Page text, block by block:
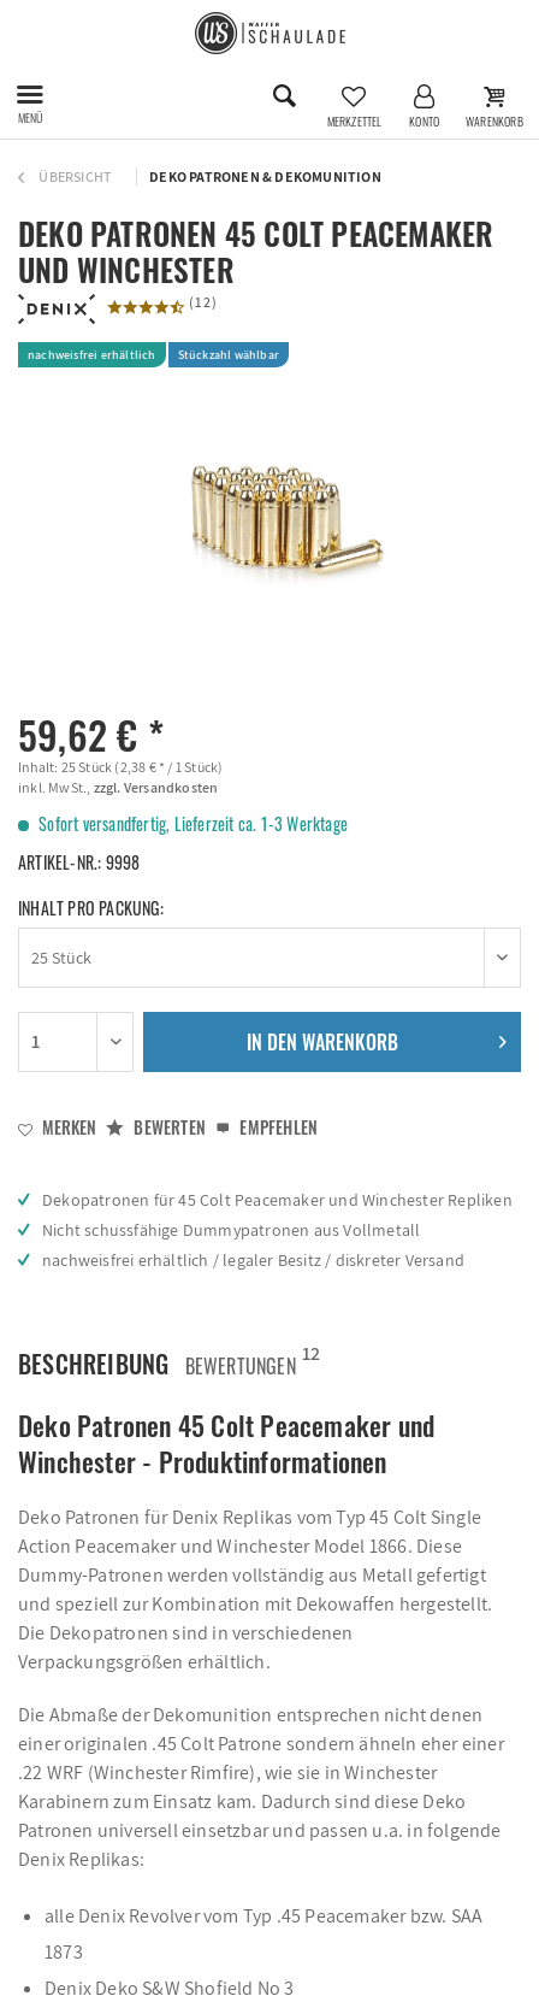
MENÜ MERKZETTEL KONTO WARENKORB
ÜBERSICHT DEKO PATRONEN & DEKOMUNITION
DEKO PATRONEN 45 COLT PEACEMAKER
UND WINCHESTER
(12)
nachweisfrei erhältlich Stückzahl wählbar
59,62 € *
Inhalt: 25 Stück (2,38 € * / 1 Stück)
inkl. MwSt., zzgl. Versandkosten
Sofort versandfertig, Lieferzeit ca. 1-3 Werktage
ARTIKEL-NR.:9998
INHALT PRO PACKUNG:
IN DEN WARENKORB
MERKEN BEWERTEN EMPFEHLEN
Dekopatronen für 45 Colt Peacemaker und Winchester Repliken
Nicht schussfähige Dummypatronen aus Vollmetall
nachweisfrei erhältlich / legaler Besitz / diskreter Versand
BESCHREIBUNG BEWERTUNGEN 12
Deko Patronen 45 Colt Peacemaker und
Winchester - Produktinformationen
Deko Patronen für Denix Replikas vom Typ 45 Colt Single
Action Peacemaker und Winchester Model 1866. Diese
Dummy-Patronen werden vollständig aus Metall gefertigt
und speziell zur Kombination mit Dekowaffen hergestellt.
Die Dekopatronen sind in verschiedenen
Verpackungsgrößen erhältlich.
Die Abmaße der Dekomunition entsprechen nicht denen
einer originalen .45 Colt Patrone sondern ähneln eher einer
.22 WRF (Winchester Rimfire), wie sie in Winchester
Karabinern zum Einsatz kam. Dadurch sind diese Deko
Patronen universell einsetzbar und passen u.a. in folgende
Denix Replikas:
alle Denix Revolver vom Typ .45 Peacemaker bzw. SAA
1873
Denix Deko S&W Shofield No 3